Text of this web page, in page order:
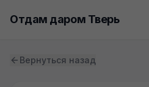
Отдам даром Тверь
Вернуться назад